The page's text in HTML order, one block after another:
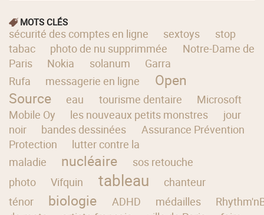
MOTS CLÉS
sécurité des comptes en ligne sextoys
stop
tabac
photo de nu supprimmée
Notre-Dame de
Paris
Nokia solanum
Garra
Rufa
messagerie en ligne
Open
Source
eau tourisme dentaire
Microsoft
Mobile Oy
les nouveaux petits monstres
jour
noir
bandes dessinées
Assurance Prévention
Protection
lutter contre la
maladie
nucléaire
sos retouche
photo
Vifquin tableau
chanteur
ténor
biologie ADHD médailles